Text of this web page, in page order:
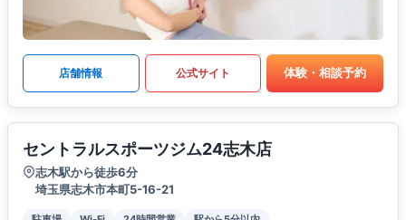
店舗情報 公式サイト 体験・相談予約
セントラルスポーツジム24志木店
志木駅から徒歩6分
埼玉県志木市本町5-16-21